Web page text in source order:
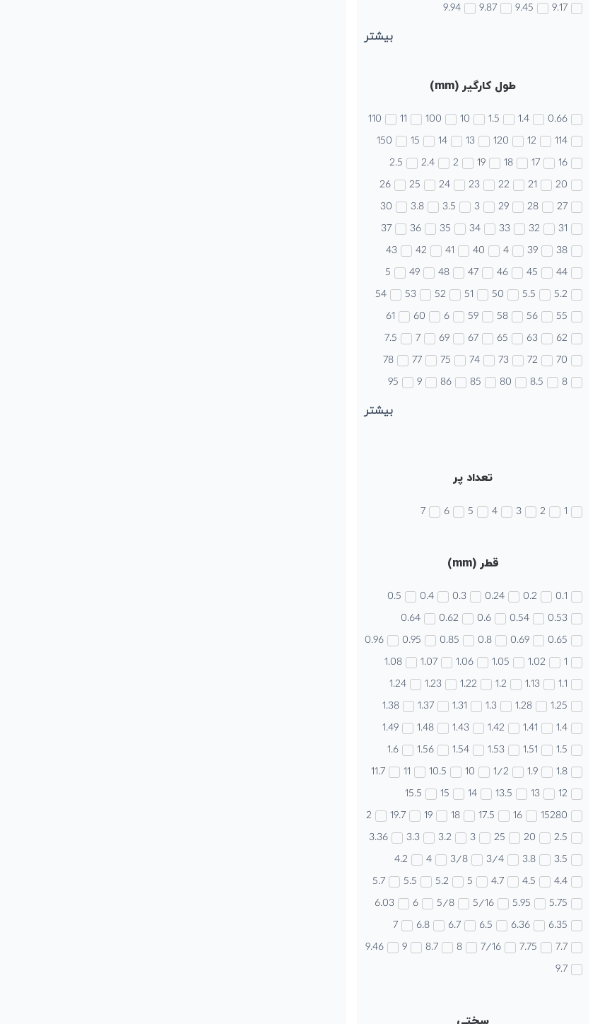
9.17
9.45
9.87
9.94
بیشتر
طول کارگیر (mm)
0.66
1.4
1.5
10
100
11
110
114
12
120
13
14
15
150
16
17
18
19
2
2.4
2.5
20
21
22
23
24
25
26
27
28
29
3
3.5
3.8
30
31
32
33
34
35
36
37
38
39
4
40
41
42
43
44
45
46
47
48
49
5
5.2
5.5
50
51
52
53
54
55
56
58
59
6
60
61
62
63
65
67
69
7
7.5
70
72
73
74
75
77
78
8
8.5
80
85
86
9
95
بیشتر
تعداد پر
1
2
3
4
5
6
7
قطر (mm)
0.1
0.2
0.24
0.3
0.4
0.5
0.53
0.54
0.6
0.62
0.64
0.65
0.69
0.8
0.85
0.95
0.96
1
1.02
1.05
1.06
1.07
1.08
1.1
1.13
1.2
1.22
1.23
1.24
1.25
1.28
1.3
1.31
1.37
1.38
1.4
1.41
1.42
1.43
1.48
1.49
1.5
1.51
1.53
1.54
1.56
1.6
1.8
1.9
1/2
10
10.5
11
11.7
12
13
13.5
14
15
15.5
15280
16
17.5
18
19
19.7
2
2.5
20
25
3
3.2
3.3
3.36
3.5
3.8
3/4
3/8
4
4.2
4.4
4.5
4.7
5
5.2
5.5
5.7
5.75
5.95
5/16
5/8
6
6.03
6.35
6.36
6.5
6.7
6.8
7
7.7
7.75
7/16
8
8.7
9
9.46
9.7